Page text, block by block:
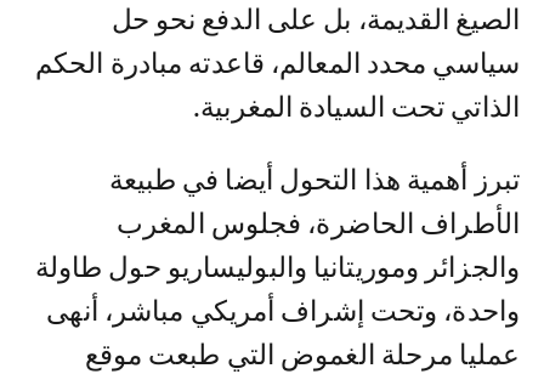
الصيغ القديمة، بل على الدفع نحو حل
سياسي محدد المعالم، قاعدته مبادرة الحكم
الذاتي تحت السيادة المغربية.
تبرز أهمية هذا التحول أيضا في طبيعة
الأطراف الحاضرة، فجلوس المغرب
والجزائر وموريتانيا والبوليساريو حول طاولة
واحدة، وتحت إشراف أمريكي مباشر، أنهى
عمليا مرحلة الغموض التي طبعت موقع